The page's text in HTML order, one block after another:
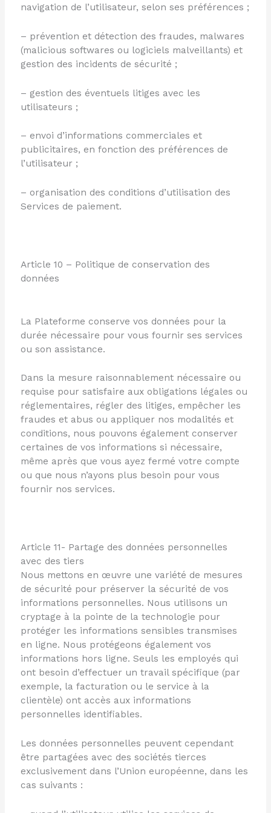
navigation de l’utilisateur, selon ses préférences ;
– prévention et détection des fraudes, malwares
(malicious softwares ou logiciels malveillants) et
gestion des incidents de sécurité ;
– gestion des éventuels litiges avec les
utilisateurs ;
– envoi d’informations commerciales et
publicitaires, en fonction des préférences de
l’utilisateur ;
– organisation des conditions d’utilisation des
Services de paiement.
Article 10 – Politique de conservation des
données
La Plateforme conserve vos données pour la
durée nécessaire pour vous fournir ses services
ou son assistance.
Dans la mesure raisonnablement nécessaire ou
requise pour satisfaire aux obligations légales ou
réglementaires, régler des litiges, empêcher les
fraudes et abus ou appliquer nos modalités et
conditions, nous pouvons également conserver
certaines de vos informations si nécessaire,
même après que vous ayez fermé votre compte
ou que nous n’ayons plus besoin pour vous
fournir nos services.
Article 11- Partage des données personnelles
avec des tiers
Nous mettons en œuvre une variété de mesures
de sécurité pour préserver la sécurité de vos
informations personnelles. Nous utilisons un
cryptage à la pointe de la technologie pour
protéger les informations sensibles transmises
en ligne. Nous protégeons également vos
informations hors ligne. Seuls les employés qui
ont besoin d’effectuer un travail spécifique (par
exemple, la facturation ou le service à la
clientèle) ont accès aux informations
personnelles identifiables.
Les données personnelles peuvent cependant
être partagées avec des sociétés tierces
exclusivement dans l’Union européenne, dans les
cas suivants :